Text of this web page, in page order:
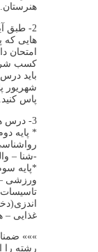
هنرستان.
2- طبق
هایی که
کسب
باید
شهریور
پاس کنید.
3- درس های سال دوم و سوم تربیت بدنی و علوم ورزشی :
-شنا –
غذایی –
»»»
رشته را